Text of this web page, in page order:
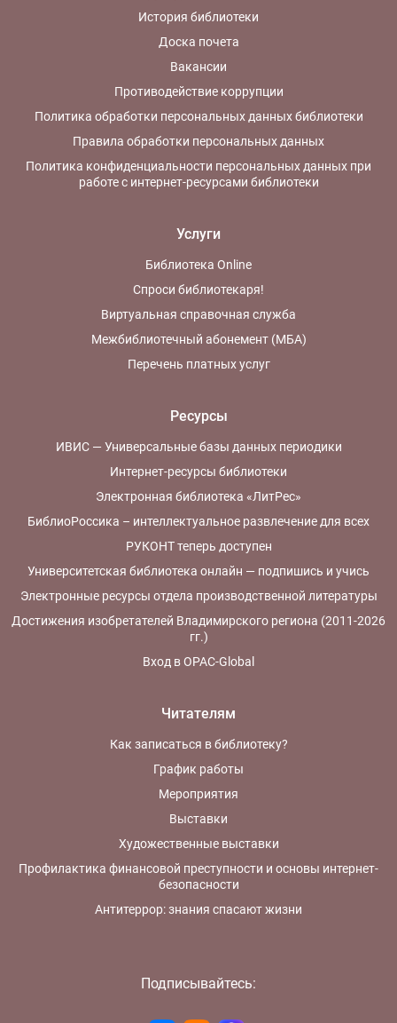
История библиотеки
Доска почета
Вакансии
Противодействие коррупции
Политика обработки персональных данных библиотеки
Правила обработки персональных данных
Политика конфиденциальности персональных данных при
работе с интернет-ресурсами библиотеки
Услуги
Библиотека Online
Спроси библиотекаря!
Виртуальная справочная служба
Межбиблиотечный абонемент (МБА)
Перечень платных услуг
Ресурсы
ИВИС — Универсальные базы данных периодики
Интернет-ресурсы библиотеки
Электронная библиотека «ЛитРес»
БиблиоРоссика – интеллектуальное развлечение для всех
РУКОНТ теперь доступен
Университетская библиотека онлайн — подпишись и учись
Электронные ресурсы отдела производственной литературы
Достижения изобретателей Владимирского региона (2011-2026
гг.)
Вход в OPAC-Global
Читателям
Как записаться в библиотеку?
График работы
Мероприятия
Выставки
Художественные выставки
Профилактика финансовой преступности и основы интернет-
безопасности
Антитеррор: знания спасают жизни
Подписывайтесь: